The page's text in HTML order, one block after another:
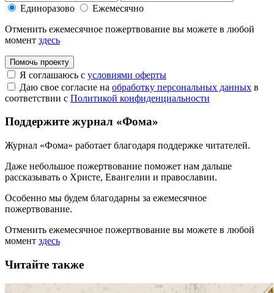
Единоразово
Ежемесячно
Отменить ежемесячное пожертвование вы можете в любой
момент здесь
Помочь проекту
Я соглашаюсь с условиями оферты
Даю свое согласие на обработку персональных данных в
соответствии с Политикой конфиденциальности
Поддержите журнал «Фома»
Журнал «Фома» работает благодаря поддержке читателей.
Даже небольшое пожертвование поможет нам дальше
рассказывать о Христе, Евангелии и православии.
Особенно мы будем благодарны за ежемесячное
пожертвование.
Отменить ежемесячное пожертвование вы можете в любой
момент здесь
Читайте также